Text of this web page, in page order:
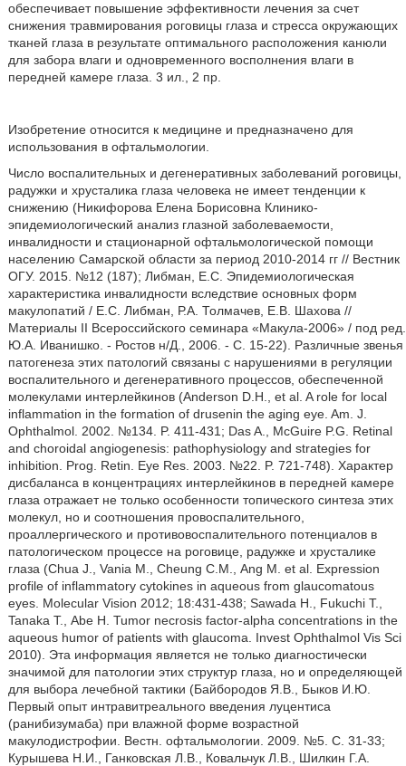
обеспечивает повышение эффективности лечения за счет
снижения травмирования роговицы глаза и стресса окружающих
тканей глаза в результате оптимального расположения канюли
для забора влаги и одновременного восполнения влаги в
передней камере глаза. 3 ил., 2 пр.
Изобретение относится к медицине и предназначено для
использования в офтальмологии.
Число воспалительных и дегенеративных заболеваний роговицы,
радужки и хрусталика глаза человека не имеет тенденции к
снижению (Никифорова Елена Борисовна Клинико-
эпидемиологический анализ глазной заболеваемости,
инвалидности и стационарной офтальмологической помощи
населению Самарской области за период 2010-2014 гг // Вестник
ОГУ. 2015. №12 (187); Либман, Е.С. Эпидемиологическая
характеристика инвалидности вследствие основных форм
макулопатий / Е.С. Либман, Р.А. Толмачев, Е.В. Шахова //
Материалы II Всероссийского семинара «Макула-2006» / под ред.
Ю.А. Иванишко. - Ростов н/Д., 2006. - С. 15-22). Различные звенья
патогенеза этих патологий связаны с нарушениями в регуляции
воспалительного и дегенеративного процессов, обеспеченной
молекулами интерлейкинов (Anderson D.H., et al. A role for local
inflammation in the formation of drusenin the aging eye. Am. J.
Ophthalmol. 2002. №134. P. 411-431; Das A., McGuire P.G. Retinal
and choroidal angiogenesis: pathophysiology and strategies for
inhibition. Prog. Retin. Eye Res. 2003. №22. P. 721-748). Характер
дисбаланса в концентрациях интерлейкинов в передней камере
глаза отражает не только особенности топического синтеза этих
молекул, но и соотношения провоспалительного,
проаллергического и противовоспалительного потенциалов в
патологическом процессе на роговице, радужке и хрусталике
глаза (Chua J., Vania М., Cheung С.М., Ang М. et al. Expression
profile of inflammatory cytokines in aqueous from glaucomatous
eyes. Molecular Vision 2012; 18:431-438; Sawada H., Fukuchi Т.,
Tanaka Т., Abe H. Tumor necrosis factor-alpha concentrations in the
aqueous humor of patients with glaucoma. Invest Ophthalmol Vis Sci
2010). Эта информация является не только диагностически
значимой для патологии этих структур глаза, но и определяющей
для выбора лечебной тактики (Байбородов Я.В., Быков И.Ю.
Первый опыт интравитреального введения луцентиса
(ранибизумаба) при влажной форме возрастной
макулодистрофии. Вестн. офтальмологии. 2009. №5. С. 31-33;
Курышева Н.И., Ганковская Л.В., Ковальчук Л.В., Шилкин Г.А.